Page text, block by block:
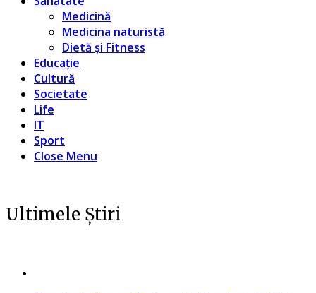
Medicină
Medicina naturistă
Dietă și Fitness
Educație
Cultură
Societate
Life
IT
Sport
Close Menu
Ultimele Știri